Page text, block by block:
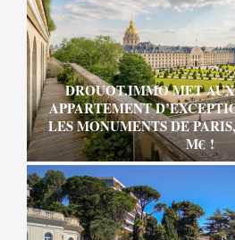
DROUOT.IMMO MET
APPARTEMENT
LES MONUMENTS DE
M€ !